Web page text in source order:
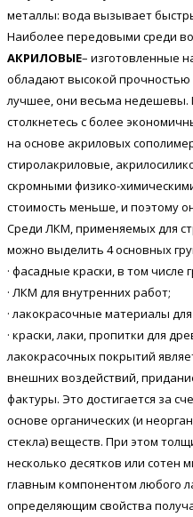
металлы: вода вызывает
Наиболее передовыми среди
АКРИЛОВЫЕ– изготовленные
обладают высокой прочностью
лучшее, они весьма недешевы.
столкнетесь с более
на основе акриловых
стиролакриловые,
скромными физико-
стоимость меньше, и поэтому
Среди ЛКМ, применяемых для
можно выделить 4 основных
· фасадные краски, в том числе
· ЛКМ для внутренних работ;
· лакокрасочные материалы
· краски, лаки, пропитки для
лакокрасочных покрытий
внешних воздействий,
фактуры. Это достигается за
основе органических (и
стекла) веществ. При этом
несколько десятков или сотен
главным компонентом любого
определяющим свойства